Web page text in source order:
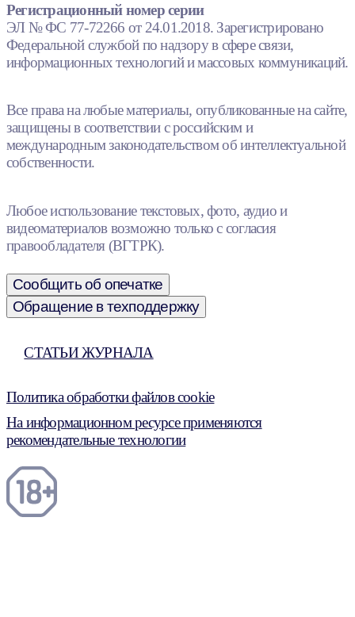
Регистрационный номер серии
ЭЛ № ФС 77-72266 от 24.01.2018. Зарегистрировано
Федеральной службой по надзору в сфере связи,
информационных технологий и массовых коммуникаций.
Все права на любые материалы, опубликованные на сайте,
защищены в соответствии с российским и
международным законодательством об интеллектуальной
собственности.
Любое использование текстовых, фото, аудио и
видеоматериалов возможно только с согласия
правообладателя (ВГТРК).
Сообщить об опечатке
Обращение в техподдержку
СТАТЬИ ЖУРНАЛА
Политика обработки файлов cookie
На информационном ресурсе применяются
рекомендательные технологии